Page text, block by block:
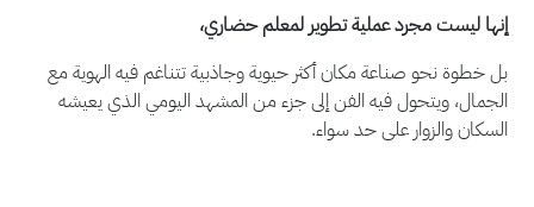
إنها ليست مجرد عملية تطوير لمعلم حضاري،
بل خطوة نحو صناعة مكان أكثر حيوية وجاذبية تتناغم فيه الهوية مع
الجمال، ويتحول فيه الفن إلى جزء من المشهد اليومي الذي يعيشه
السكان والزوار على حد سواء.